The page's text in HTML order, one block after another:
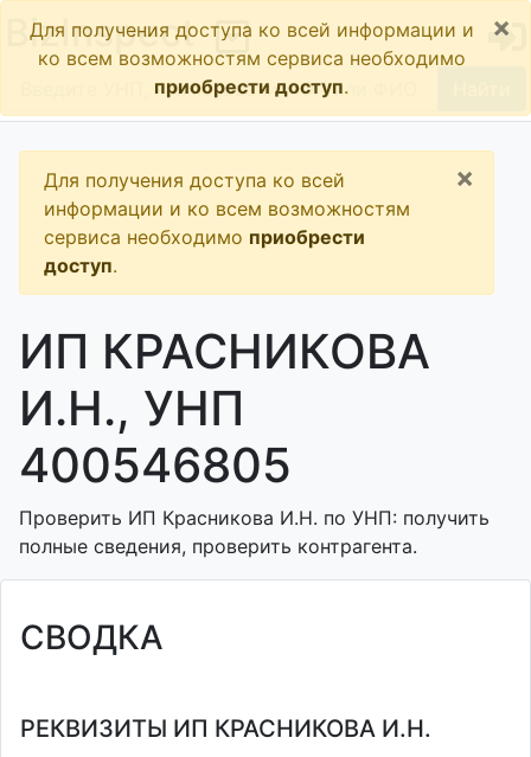
BizInspect
Для получения доступа ко всей информации и
ко всем возможностям сервиса необходимо
приобрести доступ.
×
Для получения доступа ко всей
информации и ко всем возможностям
сервиса необходимо приобрести
доступ.
×
ИП КРАСНИКОВА
И.Н., УНП
400546805
Проверить ИП Красникова И.Н. по УНП: получить
полные сведения, проверить контрагента.
СВОДКА
РЕКВИЗИТЫ ИП КРАСНИКОВА И.Н.